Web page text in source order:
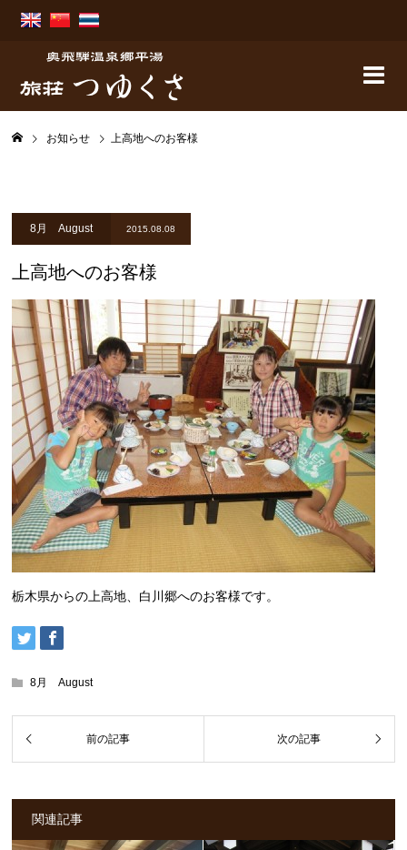
お知らせ 上高地へのお客様
8月 August 2015.08.08
上高地へのお客様
栃木県からの上高地、白川郷へのお客様です。
8月 August
関連記事